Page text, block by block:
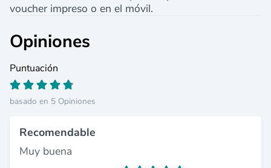
voucher impreso o en el móvil.
Opiniones
Puntuación
basado en 5 Opiniones
Recomendable
Muy buena